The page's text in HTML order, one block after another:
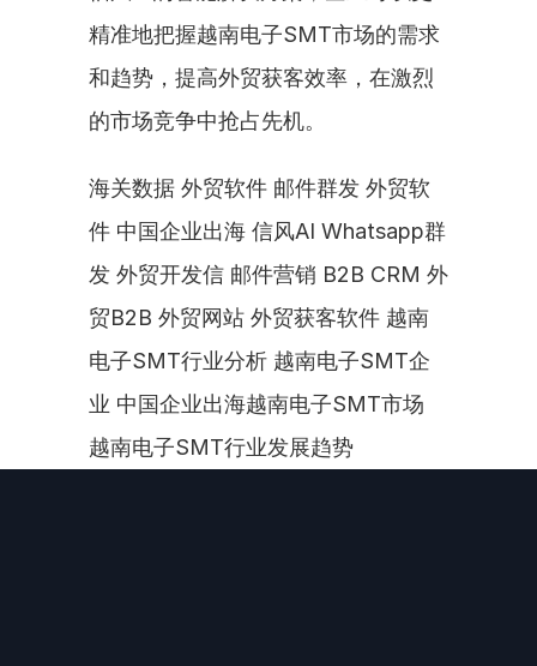
精准地把握越南电子SMT市场的需求
和趋势，提高外贸获客效率，在激烈
的市场竞争中抢占先机。
海关数据 外贸软件 邮件群发 外贸软
件 中国企业出海 信风AI Whatsapp群
发 外贸开发信 邮件营销 B2B CRM 外
贸B2B 外贸网站 外贸获客软件 越南
电子SMT行业分析 越南电子SMT企
业 中国企业出海越南电子SMT市场
越南电子SMT行业发展趋势